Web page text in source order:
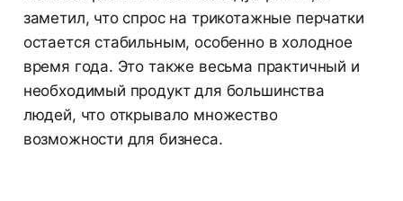
заметил, что спрос на трикотажные перчатки
остается стабильным, особенно в холодное
время года. Это также весьма практичный и
необходимый продукт для большинства
людей, что открывало множество
возможности для бизнеса.